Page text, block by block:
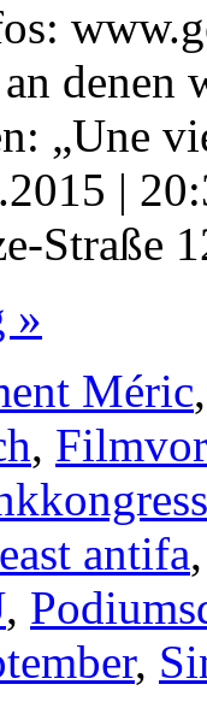
„Une
|
»
Méric
,
antifa
,
,